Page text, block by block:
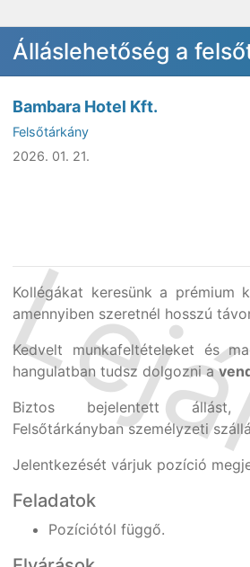
Álláslehetőség a
Bambara Hotel Kft.
Felsőtárkány
2026. 01. 21.
Kollégákat keresünk a prémium
amennyiben szeretnél hosszú
Kedvelt munkafeltételeket és
hangulatban tudsz dolgozni a
Biztos bejelentett állást,
Felsőtárkányban személyzeti
Jelentkezését várjuk pozíció
Feladatok
Pozíciótól függő.